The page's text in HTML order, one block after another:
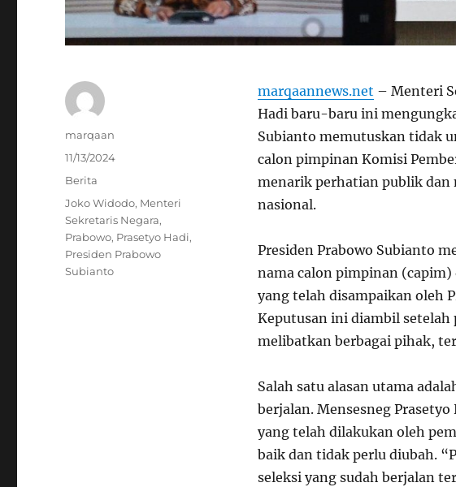
marqaannews.net – Menteri
Hadi baru-baru ini
Subianto memutuskan tidak
calon pimpinan Komisi
menarik perhatian publik
nasional.
Presiden Prabowo Subianto
nama calon pimpinan (capim)
yang telah disampaikan oleh
Keputusan ini diambil setelah
melibatkan berbagai pihak,
Salah satu alasan utama
berjalan. Mensesneg
yang telah dilakukan oleh
baik dan tidak perlu diubah.
seleksi yang sudah berjalan
Author
marqaan
Posted
11/13/2024
Categories
Berita
Tags
Joko Widodo, Menteri
Sekretaris Negara,
Prabowo, Prasetyo Hadi,
Presiden Prabowo
Subianto